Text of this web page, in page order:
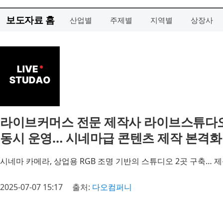
보도자료 홈 산업별 주제별 지역별 상장사
라이브커머스 전문 제작사 라이브스튜다
동시 운영… 시네마급 콘텐츠 제작 본격화
시네마 카메라, 상업용 RGB 조명 기반의 스튜디오 2곳 구축…
2025-07-07 15:17 출처: 다오컴퍼니